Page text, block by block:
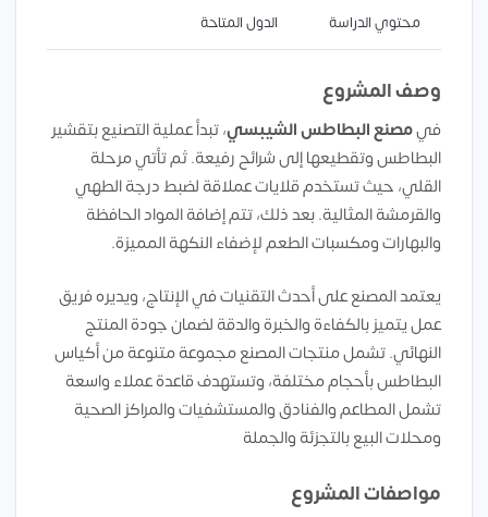
محتوي الدراسة
الدول المتاحة
وصف المشروع
فيمصنع البطاطس الشيبسي، تبدأ عملية التصنيع بتقشير
البطاطس وتقطيعها إلى شرائح رفيعة. ثم تأتي مرحلة
القلي، حيث تستخدم قلايات عملاقة لضبط درجة الطهي
والقرمشة المثالية. بعد ذلك، تتم إضافة المواد الحافظة
والبهارات ومكسبات الطعم لإضفاء النكهة المميزة.
يعتمد المصنع على أحدث التقنيات في الإنتاج، ويديره فريق
عمل يتميز بالكفاءة والخبرة والدقة لضمان جودة المنتج
النهائي. تشمل منتجات المصنع مجموعة متنوعة من أكياس
البطاطس بأحجام مختلفة، وتستهدف قاعدة عملاء واسعة
تشمل المطاعم والفنادق والمستشفيات والمراكز الصحية
ومحلات البيع بالتجزئة والجملة
مواصفات المشروع